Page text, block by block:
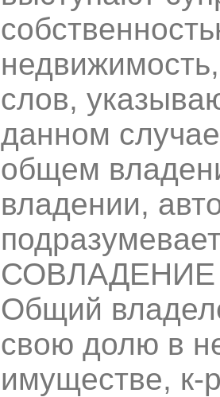
слов,
данном
общем
владении,
СОВЛАДЕНИЕ
Общий
свою долю в
имуществе, к-